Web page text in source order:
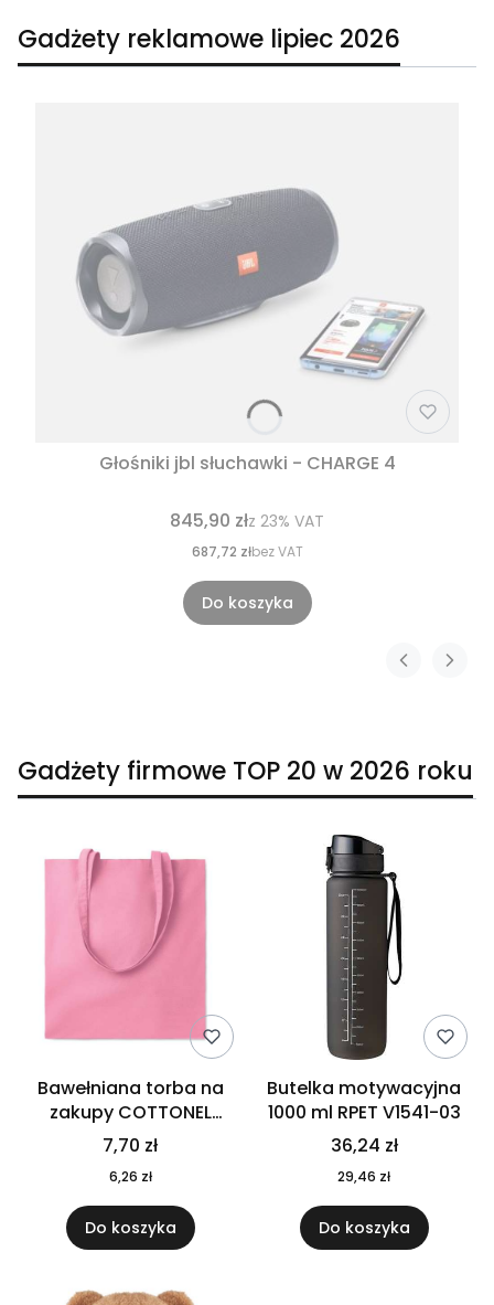
Gadżety reklamowe lipiec 2026
Głośniki jbl słuchawki - CHARGE 4
845,90 złz 23% VAT
687,72 złbez VAT
Do koszyka
Gadżety firmowe TOP 20 w 2026 roku
Bawełniana torba na
zakupy COTTONEL
COLOUR++ MO9846-11
7,70 zł
6,26 zł
Do koszyka
Butelka motywacyjna
1000 ml RPET V1541-03
36,24 zł
29,46 zł
Do koszyka